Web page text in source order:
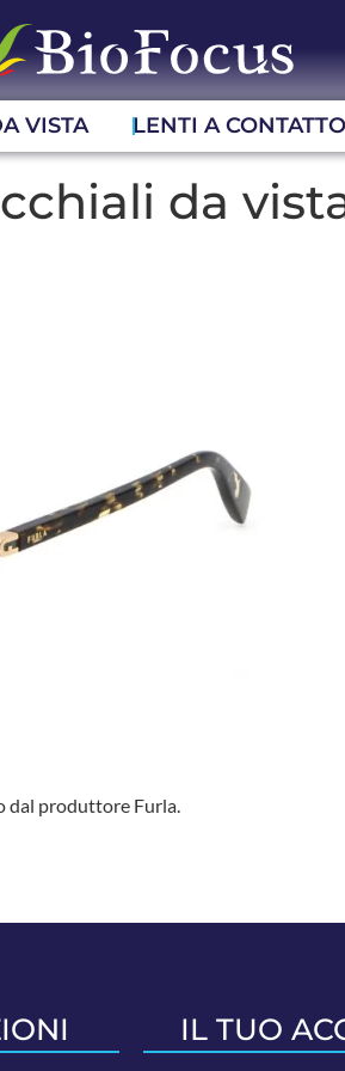
VISTA LENTI A CONTATTO
da
dal produttore Furla.
IL TUO